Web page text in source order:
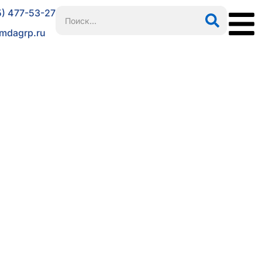
477-53-27